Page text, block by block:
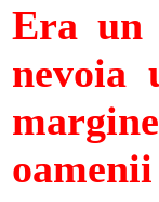
Era un
nevoia